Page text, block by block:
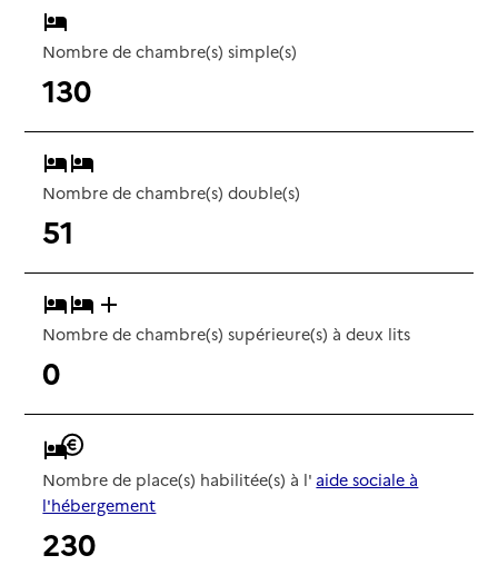
Nombre de chambre(s) simple(s)
130
Nombre de chambre(s) double(s)
51
Nombre de chambre(s) supérieure(s) à deux lits
0
Nombre de place(s) habilitée(s) à l' aide sociale à
l'hébergement
230